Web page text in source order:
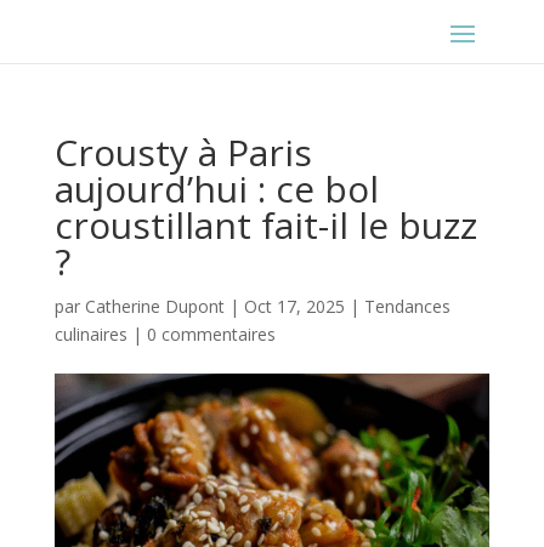
Crousty à Paris
aujourd’hui : ce bol
croustillant fait-il le buzz
?
par Catherine Dupont| Oct 17, 2025 | Tendances
culinaires | 0 commentaires